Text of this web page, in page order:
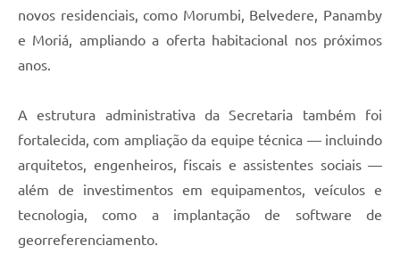
novos residenciais, como Morumbi, Belvedere, Panamby
e Moriá, ampliando a oferta habitacional nos próximos
anos.
A estrutura administrativa da Secretaria também foi
fortalecida, com ampliação da equipe técnica — incluindo
arquitetos, engenheiros, fiscais e assistentes sociais —
além de investimentos em equipamentos, veículos e
tecnologia, como a implantação de software de
georreferenciamento.